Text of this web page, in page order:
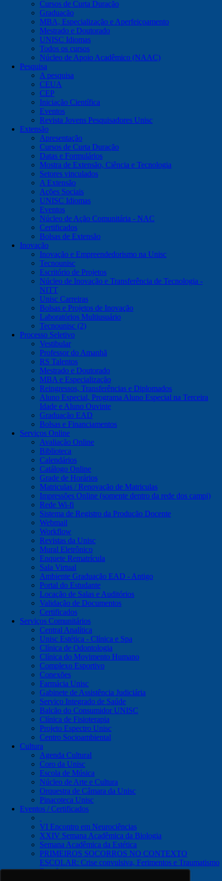
Cursos de Curta Duração
Graduação
MBA, Especialização e Aperfeiçoamento
Mestrado e Doutorado
UNISC Idiomas
Todos os cursos
Núcleo de Apoio Acadêmico (NAAC)
Pesquisa
A pesquisa
CEUA
CEP
Iniciação Científica
Eventos
Revista Jovens Pesquisadores Unisc
Extensão
Apresentação
Cursos de Curta Duração
Datas e Formulários
Mostra de Extensão, Ciência e Tecnologia
Setores vinculados
A Extensão
Ações Sociais
UNISC Idiomas
Eventos
Núcleo de Ação Comunitária - NAC
Certificados
Bolsas de Extensão
Inovação
Inovação e Empreendedorismo na Unisc
Tecnounisc
Escritório de Projetos
Núcleo de Inovação e Transferência de Tecnologia -
NITT
Unisc Carreiras
Bolsas e Projetos de Inovação
Laboratórios Multiusuário
Tecnounisc (2)
Processo Seletivo
Vestibular
Professor do Amanhã
RS Talentos
Mestrado e Doutorado
MBA e Especialização
Reingressos, Transferências e Diplomados
Aluno Especial, Programa Aluno Especial na Terceira
Idade e Aluno Ouvinte
Graduação EAD
Bolsas e Financiamentos
Serviços Online
Avaliação Online
Biblioteca
Calendários
Catálogo Online
Grade de Horários
Matriculas / Renovação de Matriculas
Impressões Online (somente dentro da rede dos campi)
Rede Wi-fi
Sistema de Registro da Produção Docente
Webmail
Workflow
Revistas da Unisc
Mural Eletrônico
Enquete Rematrícula
Sala Virtual
Ambiente Graduação EAD - Antigo
Portal do Estudante
Locação de Salas e Auditórios
Validação de Documentos
Certificados
Serviços Comunitários
Central Analítica
Unisc Estética - Clínica e Spa
Clínica de Odontologia
Clínica do Movimento Humano
Complexo Esportivo
Conexões
Farmácia Unisc
Gabinete de Assistência Judiciária
Serviço Integrado de Saúde
Balcão do Consumidor UNISC
Clínica de Fisioterapia
Projeto Espectro Unisc
Centro Socioambiental
Cultura
Agenda Cultural
Coro da Unisc
Escola de Música
Núcleo de Arte e Cultura
Orquestra de Câmara da Unisc
Pinacoteca Unisc
Eventos / Certificados
VI Encontro em Neurociências
XXIV Semana Acadêmica da Biologia
Semana Acadêmica da Estética
PRIMEIROS SOCORROS NO CONTEXTO
ESCOLAR: Crise convulsiva, Ferimentos e Traumatismo
Dentário